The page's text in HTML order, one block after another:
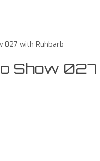
027 with Ruhbarb
Show